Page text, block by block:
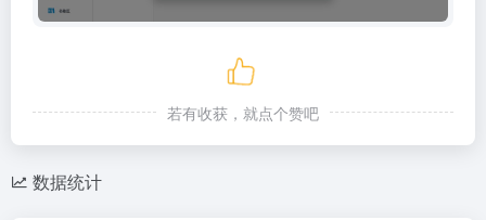
若有收获，就点个赞吧
数据统计